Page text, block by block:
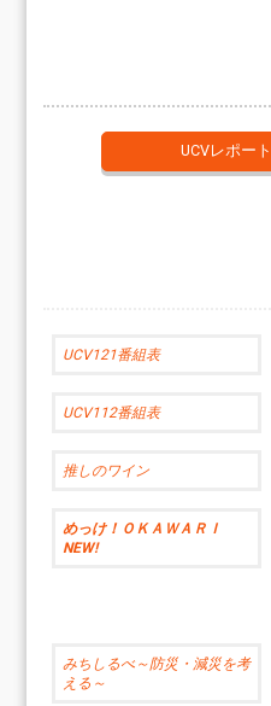
UCVレポー
UCV121番組表
UCV112番組表
推しのワイン
めっけ！ＯＫＡＷＡＲＩ
NEW!
みちしるべ～防災・減災を考
える～